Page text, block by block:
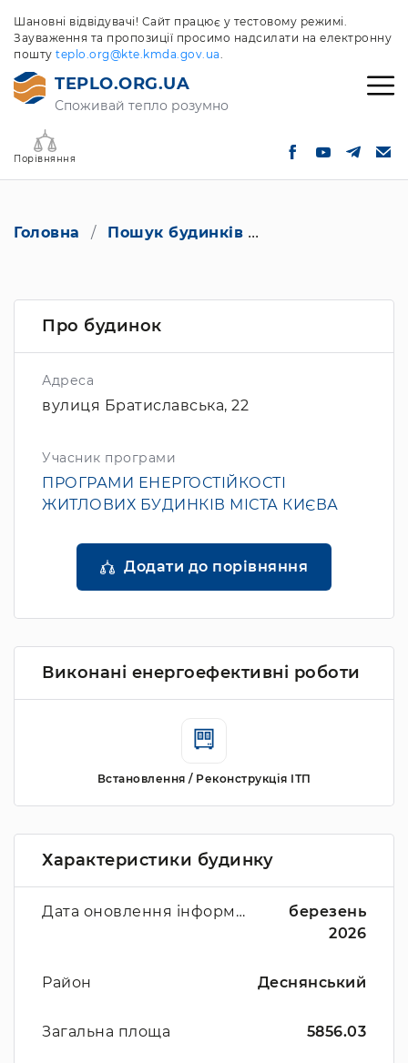
Шановні відвідувачі! Сайт працює у тестовому режимі.
Зауваження та пропозиції просимо надсилати на електронну
пошту teplo.org@kte.kmda.gov.ua.
TEPLO.ORG.UA
Споживай тепло розумно
Порівняння
Головна Пошук будинків
Про будинок
Адреса
вулиця Братиславська, 22
Учасник програми
ПРОГРАМИ ЕНЕРГОСТІЙКОСТІ
ЖИТЛОВИХ БУДИНКІВ МІСТА КИЄВА
Додати до порівняння
Виконані енергоефективні роботи
Встановлення / Реконструкція ІТП
Характеристики будинку
Дата оновлення інформації
березень
2026
Район Деснянський
Загальна площа 5856.03